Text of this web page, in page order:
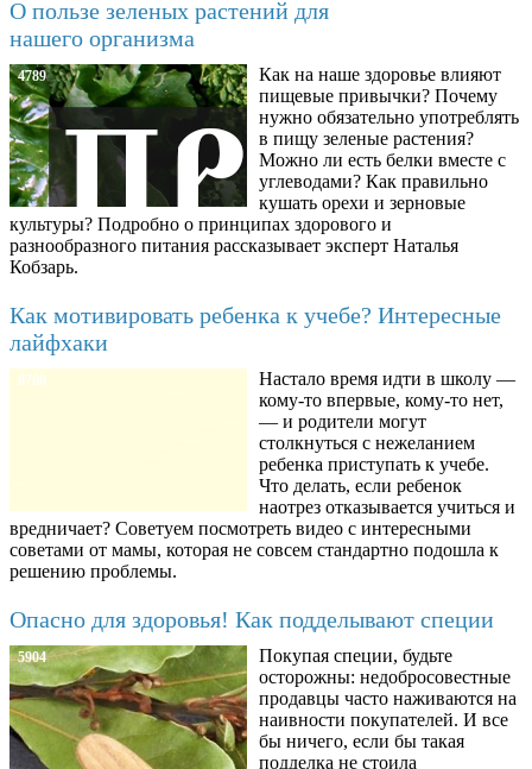
О пользе зеленых растений для
нашего организма
4789
Как на наше здоровье влияют
пищевые привычки? Почему
нужно обязательно употреблять
в пищу зеленые растения?
Можно ли есть белки вместе с
углеводами? Как правильно
кушать орехи и зерновые
культуры? Подробно о принципах здорового и
разнообразного питания рассказывает эксперт Наталья
Кобзарь.
Как мотивировать ребенка к учебе? Интересные
лайфхаки
8780
Настало время идти в школу —
кому-то впервые, кому-то нет,
— и родители могут
столкнуться с нежеланием
ребенка приступать к учебе.
Что делать, если ребенок
наотрез отказывается учиться и
вредничает? Советуем посмотреть видео с интересными
советами от мамы, которая не совсем стандартно подошла к
решению проблемы.
Опасно для здоровья! Как подделывают специи
5904
Покупая специи, будьте
осторожны: недобросовестные
продавцы часто наживаются на
наивности покупателей. И все
бы ничего, если бы такая
подделка не стоила